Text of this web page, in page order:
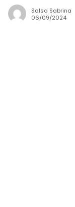
Salsa Sabrina
06/09/2024